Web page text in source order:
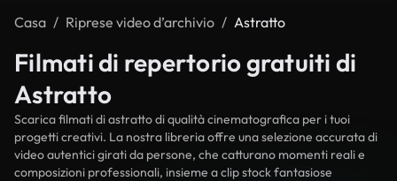
Casa Riprese video d’archivio Astratto
Filmati di repertorio gratuiti di
Astratto
Scarica filmati di astratto di qualità cinematografica per i tuoi
progetti creativi. La nostra libreria offre una selezione accurata di
video autentici girati da persone, che catturano momenti reali e
composizioni professionali, insieme a clip stock fantasiose